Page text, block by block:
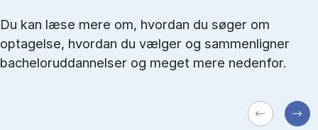
Du kan læse mere om, hvordan du søger om
optagelse, hvordan du vælger og sammenligner
bacheloruddannelser og meget mere nedenfor.